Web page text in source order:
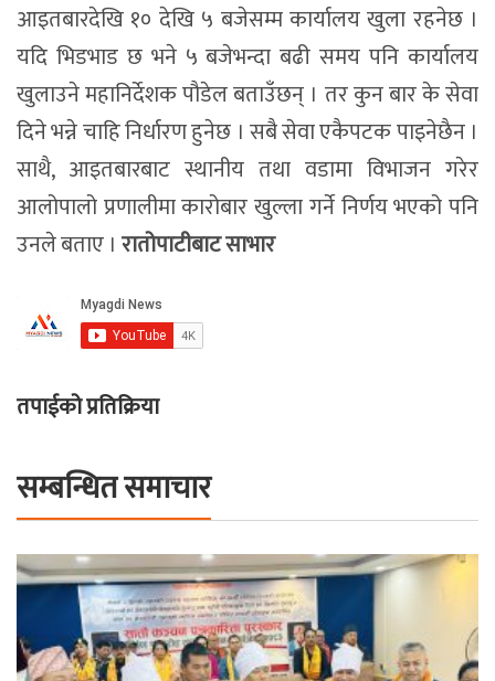
आइतबारदेखि १० देखि ५ बजेसम्म कार्यालय खुला रहनेछ ।
यदि भिडभाड छ भने ५ बजेभन्दा बढी समय पनि कार्यालय
खुलाउने महानिर्देशक पौडेल बताउँछन् । तर कुन बार के सेवा
दिने भन्ने चाहि निर्धारण हुनेछ । सबै सेवा एकैपटक पाइनेछैन ।
साथै, आइतबारबाट स्थानीय तथा वडामा विभाजन गरेर
आलोपालो प्रणालीमा कारोबार खुल्ला गर्ने निर्णय भएको पनि
उनले बताए । रातोपाटीबाट साभार
तपाईको प्रतिक्रिया
सम्बन्धित समाचार